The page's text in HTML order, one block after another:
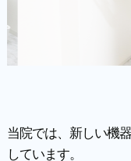
当院では、新しい機
しています。